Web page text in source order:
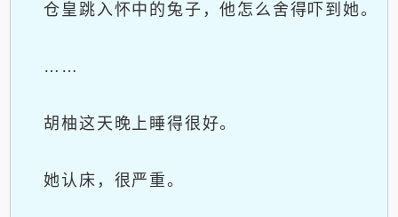
仓皇跳入怀中的兔子，他怎么舍得吓到她。
……
胡柚这天晚上睡得很好。
她认床，很严重。